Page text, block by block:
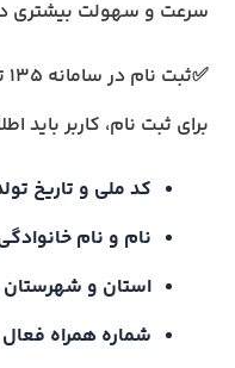
سرعت و سهولت بیشتری
✅ثبت نام در سامانه ۱۳۵ تعزیرات حکومتی
برای ثبت نام، کاربر باید
کد ملی و تاریخ
نام و نام
استان و
شماره همراه فعال